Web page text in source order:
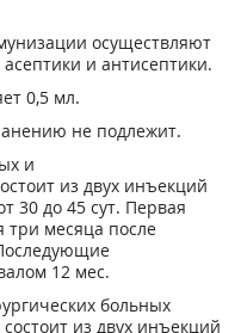
осуществляют
и антисептики.
0,5 мл.
не подлежит.
и
из двух инъекций
30 до 45 сут. Первая
три месяца после
12 мес.
больных
из двух инъекций